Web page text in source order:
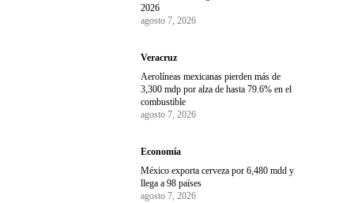
2026
agosto 7, 2026
Veracruz
Aerolíneas mexicanas pierden más de
3,300 mdp por alza de hasta 79.6% en el
combustible
agosto 7, 2026
Economía
México exporta cerveza por 6,480 mdd y
llega a 98 países
agosto 7, 2026